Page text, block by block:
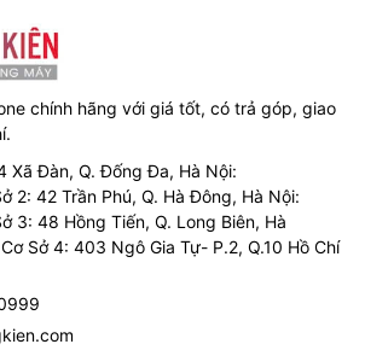
chính hãng với giá tốt, có trả góp, giao
Xã Đàn, Q. Đống Đa, Hà Nội:
2: 42 Trần Phú, Q. Hà Đông, Hà Nội:
3: 48 Hồng Tiến, Q. Long Biên, Hà
Sở 4: 403 Ngô Gia Tự- P.2, Q.10 Hồ Chí